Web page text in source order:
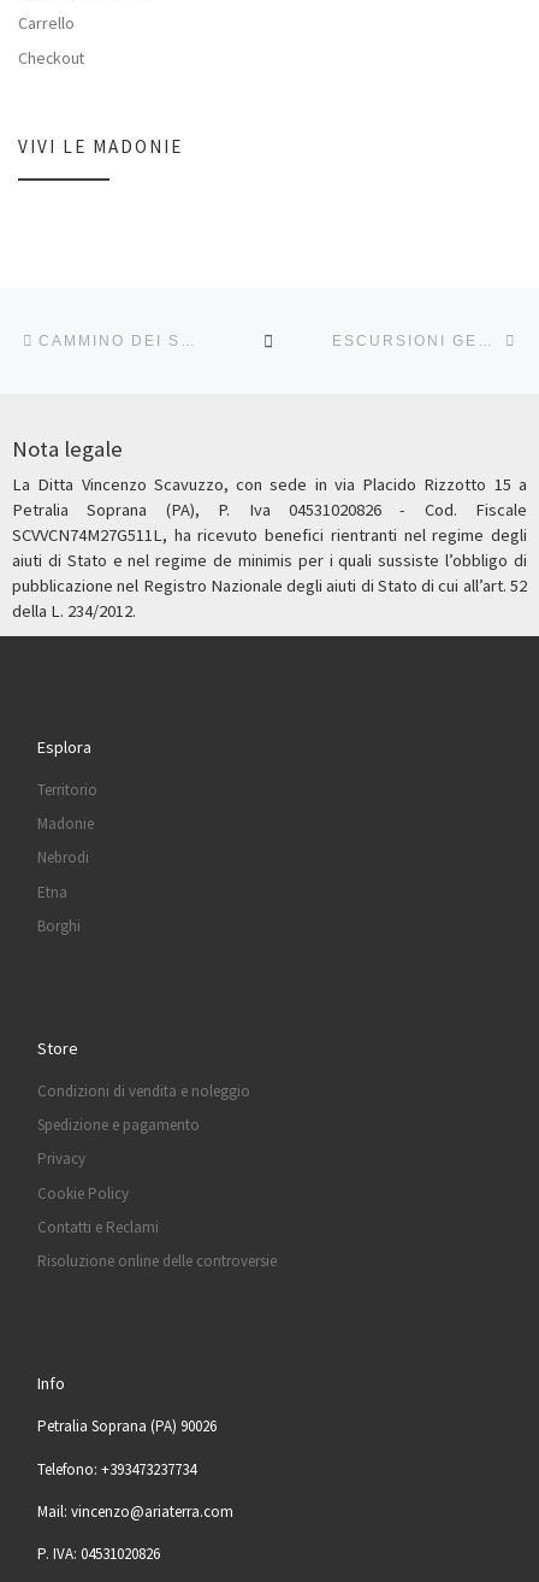
Carrello
Checkout
VIVI LE MADONIE
RITORNA ALLA LISTA
Nota legale
La Ditta Vincenzo Scavuzzo, con sede in via Placido Rizzotto 15 a
Petralia Soprana (PA), P. Iva 04531020826 - Cod. Fiscale
SCVVCN74M27G511L, ha ricevuto benefici rientranti nel regime degli
aiuti di Stato e nel regime de minimis per i quali sussiste l’obbligo di
pubblicazione nel Registro Nazionale degli aiuti di Stato di cui all’art. 52
della L. 234/2012.
Esplora
Territorio
Madonie
Nebrodi
Etna
Borghi
Store
Condizioni di vendita e noleggio
Spedizione e pagamento
Privacy
Cookie Policy
Contatti e Reclami
Risoluzione online delle controversie
Info
Petralia Soprana (PA) 90026
Telefono: +393473237734
Mail: vincenzo@ariaterra.com
P. IVA: 04531020826